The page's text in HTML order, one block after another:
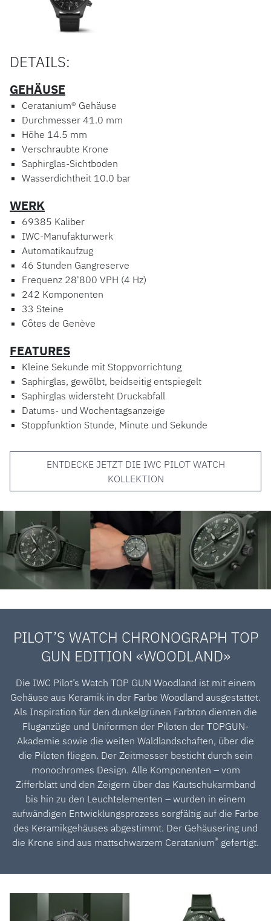
DETAILS:
GEHÄUSE
Ceratanium® Gehäuse
Durchmesser 41.0 mm
Höhe 14.5 mm
Verschraubte Krone
Saphirglas-Sichtboden
Wasserdichtheit 10.0 bar
WERK
69385 Kaliber
IWC-Manufakturwerk
Automatikaufzug
46 Stunden Gangreserve
Frequenz 28'800 VPH (4 Hz)
242 Komponenten
33 Steine
Côtes de Genève
FEATURES
Kleine Sekunde mit Stoppvorrichtung
Saphirglas, gewölbt, beidseitig entspiegelt
Saphirglas widersteht Druckabfall
Datums- und Wochentagsanzeige
Stoppfunktion Stunde, Minute und Sekunde
ENTDECKE JETZT DIE IWC PILOT WATCH
KOLLEKTION
PILOT’S WATCH CHRONOGRAPH TOP
GUN EDITION «WOODLAND»
Die IWC Pilot’s Watch TOP GUN Woodland ist mit einem
Gehäuse aus Keramik in der Farbe Woodland ausgestattet.
Als Inspiration für den dunkelgrünen Farbton dienten die
Fluganzüge und Uniformen der Piloten der TOPGUN-
Akademie sowie die weiten Waldlandschaften, über die
die Piloten fliegen. Der Zeitmesser besticht durch sein
monochromes Design. Alle Komponenten – vom
Zifferblatt und den Zeigern über das Kautschukarmband
bis hin zu den Leuchtelementen – wurden in einem
aufwändigen Entwicklungsprozess sorgfältig auf die Farbe
des Keramikgehäuses abgestimmt. Der Gehäusering und
die Krone sind aus mattschwarzem Ceratanium® gefertigt.